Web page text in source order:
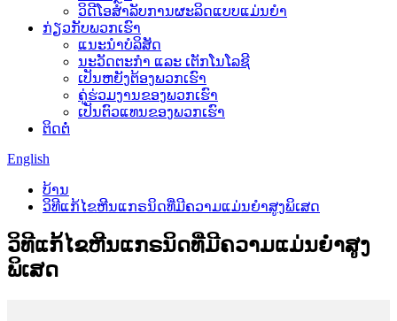
ວິດີໂອສຳລັບການຜະລິດແບບແມ່ນຍຳ
ກ່ຽວກັບພວກເຮົາ
ແນະນໍາບໍລິສັດ
ນະວັດຕະກໍາ ແລະ ເຕັກໂນໂລຊີ
ເປັນຫຍັງຕ້ອງພວກເຮົາ
ຄູ່ຮ່ວມງານຂອງພວກເຮົາ
ເປັນຕົວແທນຂອງພວກເຮົາ
ຕິດຕໍ່
English
ບ້ານ
ວິທີແກ້ໄຂຫີນແກຣນິດທີ່ມີຄວາມແມ່ນຍໍາສູງພິເສດ
ວິທີແກ້ໄຂຫີນແກຣນິດທີ່ມີຄວາມແມ່ນຍໍາສູງ
ພິເສດ